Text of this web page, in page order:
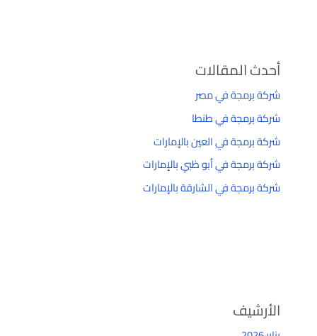
أحدث المقالات
شركة برمجة في مصر
شركة برمجة في طنطا
شركة برمجة في العين بالإمارات
شركة برمجة في أبو ظبي بالإمارات
شركة برمجة في الشارقة بالإمارات
الأرشيف